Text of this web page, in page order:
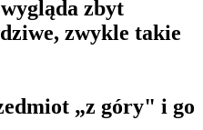
zbyt
zwykle takie
„z góry" i go